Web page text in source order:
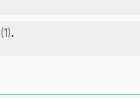
(1).